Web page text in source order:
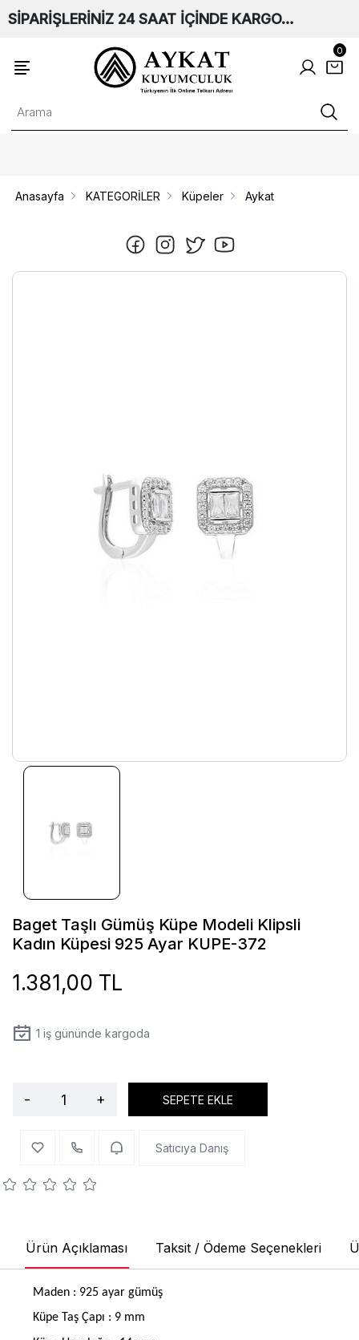
SİPARİŞLERİNİZ 24 SAAT İÇİNDE KARGO…
0
Anasayfa KATEGORİLER Küpeler Aykat
Baget Taşlı Gümüş Küpe Modeli Klipsli
Kadın Küpesi 925 Ayar KUPE-372
1.381,00 TL
1 iş gününde kargoda
- + SEPETE EKLE
Satıcıya Danış
Ürün Açıklaması Taksit / Ödeme Seçenekleri
Maden : 925 ayar gümüş
Küpe Taş Çapı : 9 mm